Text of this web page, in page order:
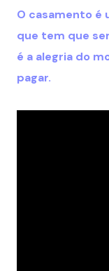
O casamento é
que tem que
é a alegria do
pagar.